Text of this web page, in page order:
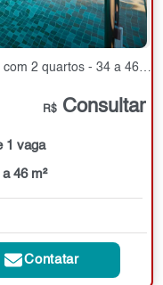
2 quartos - 34 a 46 m²
R$ Consultar
1 vaga
46 m²
Contatar